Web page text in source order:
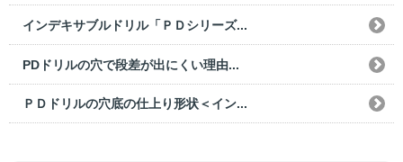
インデキサブルドリル「ＰＤシリーズ...
PDドリルの穴で段差が出にくい理由...
ＰＤドリルの穴底の仕上り形状＜イン...